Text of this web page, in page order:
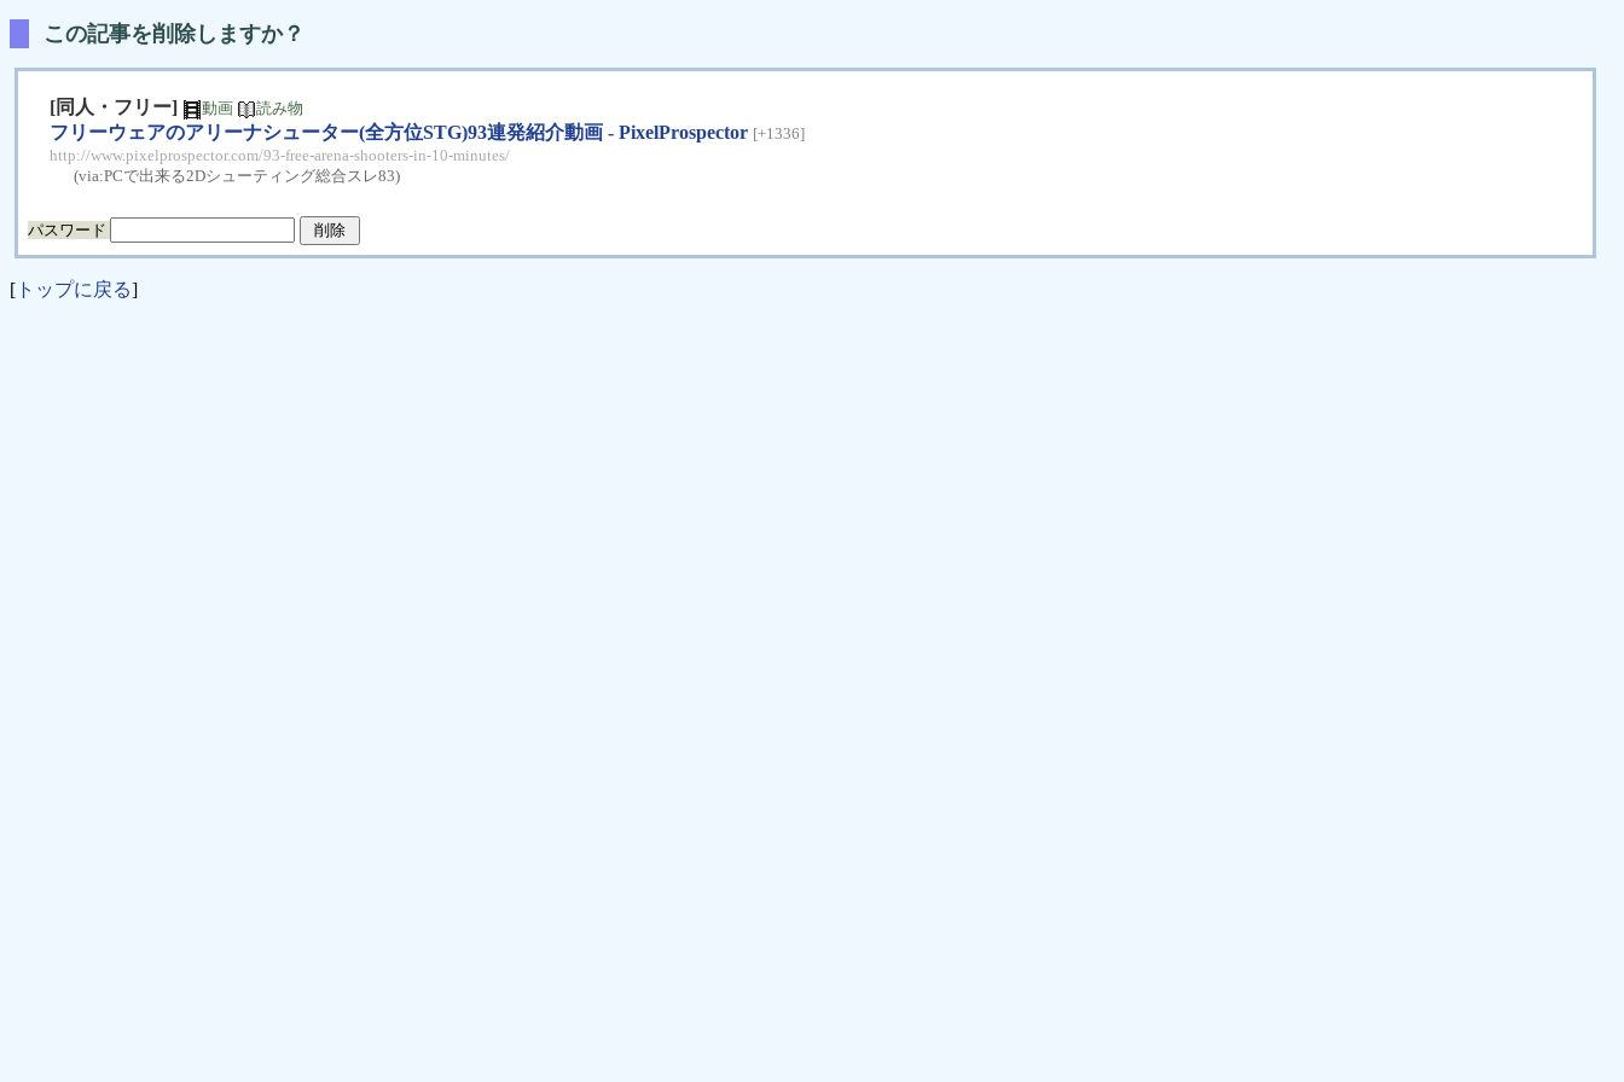
この記事を削除しますか？
[同人・フリー] 動画 読み物
フリーウェアのアリーナシューター(全方位STG)93連発紹介動画 - PixelProspector [+1336]
http://www.pixelprospector.com/93-free-arena-shooters-in-10-minutes/
(via:PCで出来る2Dシューティング総合スレ83)
パスワード
[ トップに戻る]